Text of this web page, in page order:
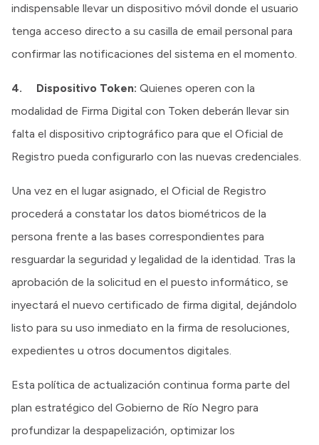
indispensable llevar un dispositivo móvil donde el usuario
tenga acceso directo a su casilla de email personal para
confirmar las notificaciones del sistema en el momento.
4. Dispositivo Token: Quienes operen con la
modalidad de Firma Digital con Token deberán llevar sin
falta el dispositivo criptográfico para que el Oficial de
Registro pueda configurarlo con las nuevas credenciales.
Una vez en el lugar asignado, el Oficial de Registro
procederá a constatar los datos biométricos de la
persona frente a las bases correspondientes para
resguardar la seguridad y legalidad de la identidad. Tras la
aprobación de la solicitud en el puesto informático, se
inyectará el nuevo certificado de firma digital, dejándolo
listo para su uso inmediato en la firma de resoluciones,
expedientes u otros documentos digitales.
Esta política de actualización continua forma parte del
plan estratégico del Gobierno de Río Negro para
profundizar la despapelización, optimizar los